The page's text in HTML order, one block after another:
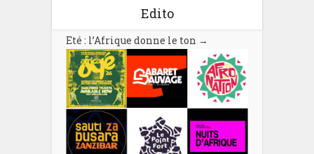
Edito
Eté : l’Afrique donne le ton →